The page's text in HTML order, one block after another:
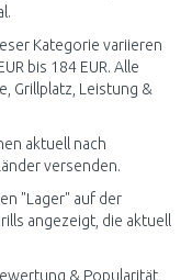
Kategorie variieren
bis 184 EUR. Alle
Grillplatz, Leistung &
aktuell nach
versenden.
"Lager" auf der
angezeigt, die aktuell
& Popularität